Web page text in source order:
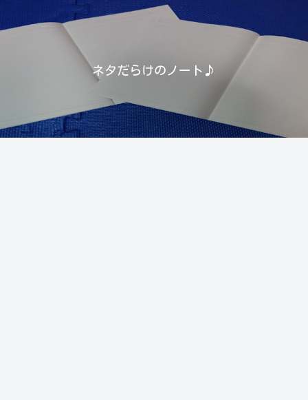
ネタだらけのノート♪